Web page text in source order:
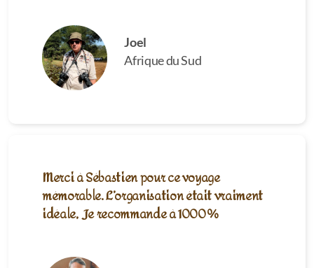
Joel
Afrique du Sud
Merci à Sébastien pour ce voyage
mémorable. L’organisation était vraiment
idéale, Je recommande à 1000%